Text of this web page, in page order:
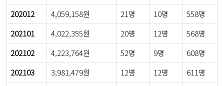
202012
4,059,158원 21명 10명
558명
202101
4,022,355원 20명 12명
568명
202102
4,223,764원 52명 9명
608명
202103
3,981,479원 12명 12명
611명